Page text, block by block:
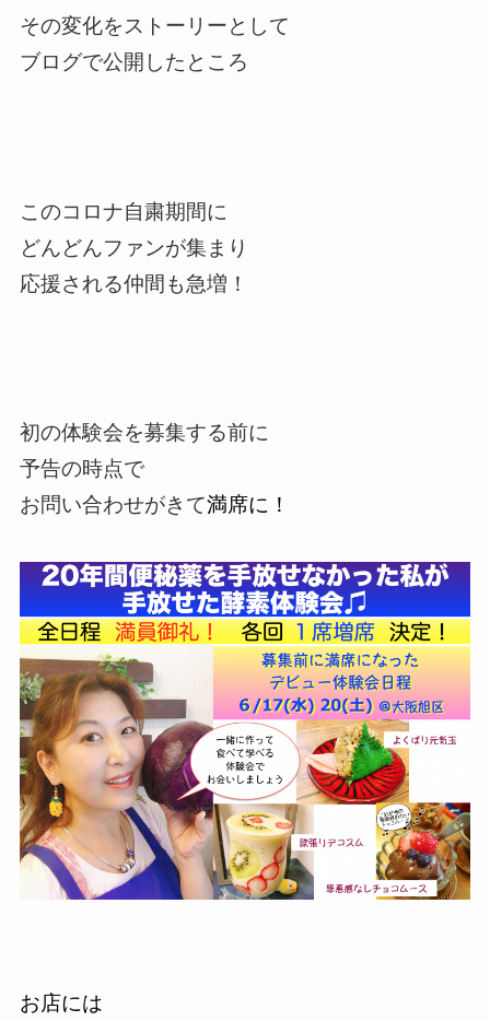
その変化をストーリーとして
ブログで公開したところ
このコロナ自粛期間に
どんどんファンが集まり
応援される仲間も急増！
初の体験会を募集する前に
予告の時点で
お問い合わせがきて満席に！
お店には